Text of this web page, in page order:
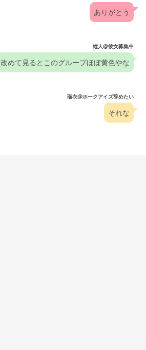
ありがとう
縦人@彼女募集中
改めて見るとこのグループほぼ黄色やな
瑠衣@ホークアイズ辞めたい
それな